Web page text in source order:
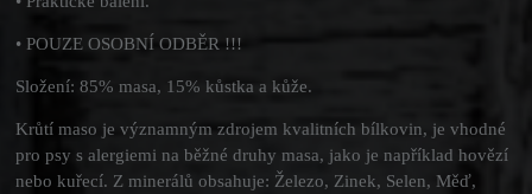
• POUZE OSOBNÍ ODBĚR !!!
Složení: 85% masa, 15% kůstka a kůže.
Krůtí maso je významným zdrojem kvalitních bílkovin, je vhodné
pro psy s alergiemi na běžné druhy masa, jako je například hovězí
nebo kuřecí. Z minerálů obsahuje: Železo, Zinek, Selen, Měď,